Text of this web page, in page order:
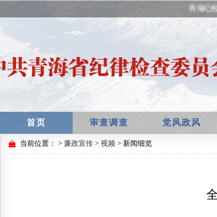
青海纪
首页 审查调查 党风政风
当前位置： > 廉政宣传 > 视频 > 新闻细览